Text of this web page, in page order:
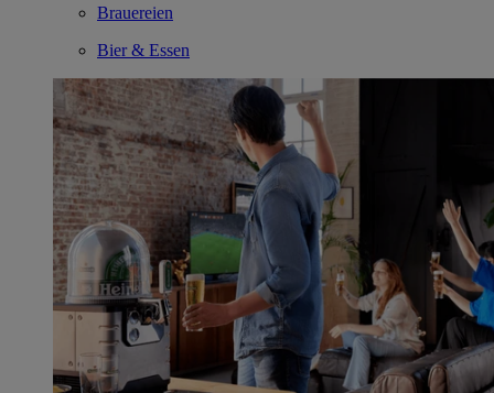
Brauereien
Bier & Essen